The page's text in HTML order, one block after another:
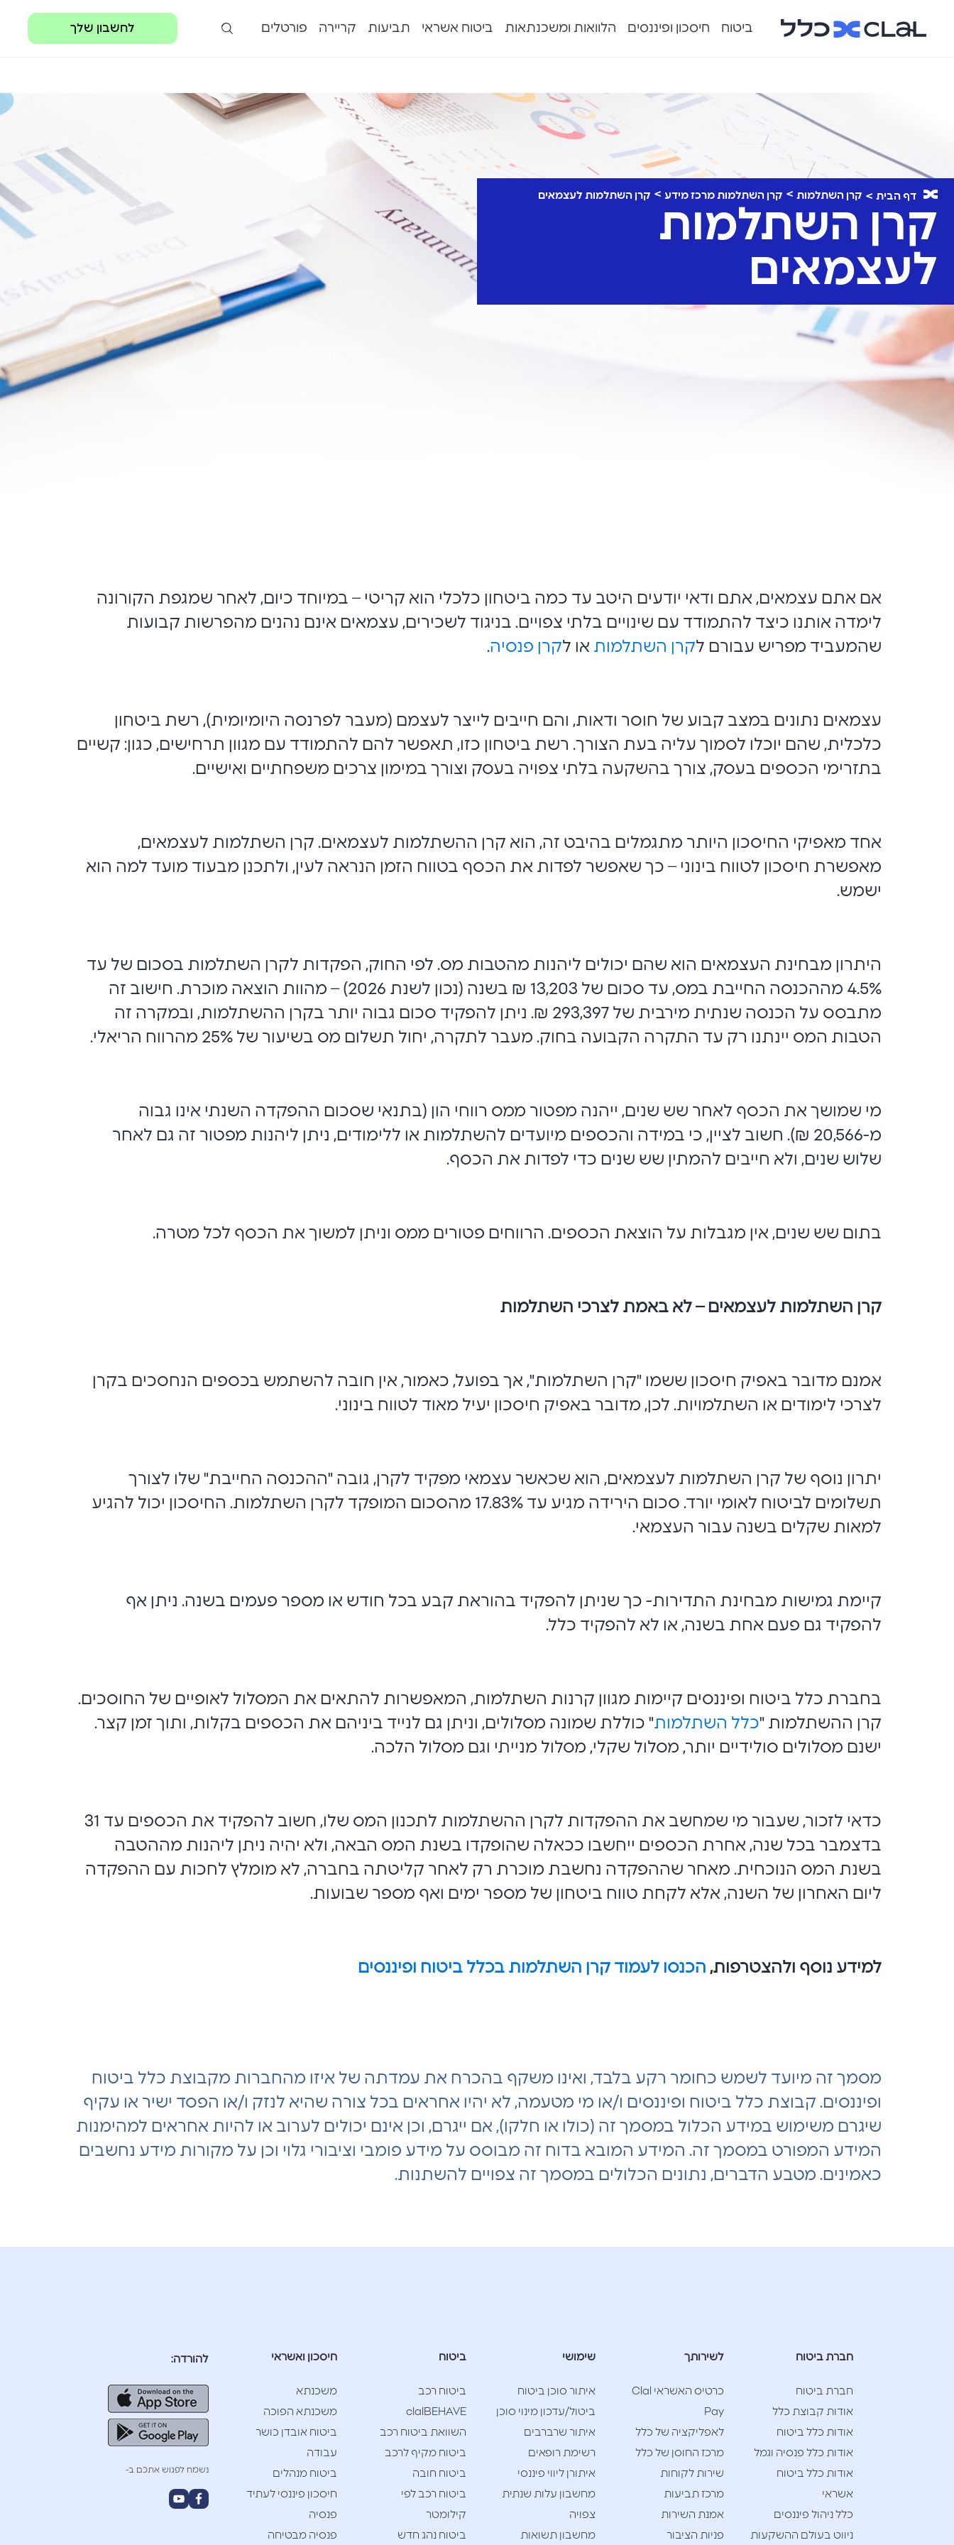
ביטוח חיסכון ופיננסים הלוואות ומשכנתאות ביטוח אשראי תביעות קריירה פורטלים לחשבון שלך
דף הבית קרן השתלמות קרן השתלמות מרכז מידע קרן השתלמות לעצמאים
קרן השתלמות
לעצמאים
אם אתם עצמאים, אתם ודאי יודעים היטב עד כמה ביטחון כלכלי הוא קריטי – במיוחד כיום, לאחר שמגפת הקורונה
לימדה אותנו כיצד להתמודד עם שינויים בלתי צפויים. בניגוד לשכירים, עצמאים אינם נהנים מהפרשות קבועות
שהמעביד מפריש עבורם לקרן השתלמות או לקרן פנסיה.
עצמאים נתונים במצב קבוע של חוסר ודאות, והם חייבים לייצר לעצמם (מעבר לפרנסה היומיומית), רשת ביטחון
כלכלית, שהם יוכלו לסמוך עליה בעת הצורך. רשת ביטחון כזו, תאפשר להם להתמודד עם מגוון תרחישים, כגון: קשיים
בתזרימי הכספים בעסק, צורך בהשקעה בלתי צפויה בעסק וצורך במימון צרכים משפחתיים ואישיים.
אחד מאפיקי החיסכון היותר מתגמלים בהיבט זה, הוא קרן ההשתלמות לעצמאים. קרן השתלמות לעצמאים,
מאפשרת חיסכון לטווח בינוני – כך שאפשר לפדות את הכסף בטווח הזמן הנראה לעין, ולתכנן מבעוד מועד למה הוא
ישמש.
היתרון מבחינת העצמאים הוא שהם יכולים ליהנות מהטבות מס. לפי החוק, הפקדות לקרן השתלמות בסכום של עד
4.5% מההכנסה החייבת במס, עד סכום של 13,203 ₪ בשנה (נכון לשנת 2026) – מהוות הוצאה מוכרת. חישוב זה
מתבסס על הכנסה שנתית מירבית של 293,397 ₪. ניתן להפקיד סכום גבוה יותר בקרן ההשתלמות, ובמקרה זה
הטבות המס יינתנו רק עד התקרה הקבועה בחוק. מעבר לתקרה, יחול תשלום מס בשיעור של 25% מהרווח הריאלי.
מי שמושך את הכסף לאחר שש שנים, ייהנה מפטור ממס רווחי הון (בתנאי שסכום ההפקדה השנתי אינו גבוה
מ-20,566 ₪). חשוב לציין, כי במידה והכספים מיועדים להשתלמות או ללימודים, ניתן ליהנות מפטור זה גם לאחר
שלוש שנים, ולא חייבים להמתין שש שנים כדי לפדות את הכסף.
בתום שש שנים, אין מגבלות על הוצאת הכספים. הרווחים פטורים ממס וניתן למשוך את הכסף לכל מטרה.
קרן השתלמות לעצמאים – לא באמת לצרכי השתלמות
אמנם מדובר באפיק חיסכון ששמו "קרן השתלמות", אך בפועל, כאמור, אין חובה להשתמש בכספים הנחסכים בקרן
לצרכי לימודים או השתלמויות. לכן, מדובר באפיק חיסכון יעיל מאוד לטווח בינוני.
יתרון נוסף של קרן השתלמות לעצמאים, הוא שכאשר עצמאי מפקיד לקרן, גובה "ההכנסה החייבת" שלו לצורך
תשלומים לביטוח לאומי יורד. סכום הירידה מגיע עד 17.83% מהסכום המופקד לקרן השתלמות. החיסכון יכול להגיע
למאות שקלים בשנה עבור העצמאי.
קיימת גמישות מבחינת התדירות- כך שניתן להפקיד בהוראת קבע בכל חודש או מספר פעמים בשנה. ניתן אף
להפקיד גם פעם אחת בשנה, או לא להפקיד כלל.
בחברת כלל ביטוח ופיננסים קיימות מגוון קרנות השתלמות, המאפשרות להתאים את המסלול לאופיים של החוסכים.
קרן ההשתלמות "כלל השתלמות" כוללת שמונה מסלולים, וניתן גם לנייד ביניהם את הכספים בקלות, ותוך זמן קצר.
ישנם מסלולים סולידיים יותר, מסלול שקלי, מסלול מנייתי וגם מסלול הלכה.
כדאי לזכור, שעבור מי שמחשב את ההפקדות לקרן ההשתלמות לתכנון המס שלו, חשוב להפקיד את הכספים עד 31
בדצמבר בכל שנה, אחרת הכספים ייחשבו ככאלה שהופקדו בשנת המס הבאה, ולא יהיה ניתן ליהנות מההטבה
בשנת המס הנוכחית. מאחר שההפקדה נחשבת מוכרת רק לאחר קליטתה בחברה, לא מומלץ לחכות עם ההפקדה
ליום האחרון של השנה, אלא לקחת טווח ביטחון של מספר ימים ואף מספר שבועות.
למידע נוסף ולהצטרפות, הכנסו לעמוד קרן השתלמות בכלל ביטוח ופיננסים
מסמך זה מיועד לשמש כחומר רקע בלבד, ואינו משקף בהכרח את עמדתה של איזו מהחברות מקבוצת כלל ביטוח
ופיננסים. קבוצת כלל ביטוח ופיננסים ו/או מי מטעמה, לא יהיו אחראים בכל צורה שהיא לנזק ו/או הפסד ישיר או עקיף
שיגרם משימוש במידע הכלול במסמך זה (כולו או חלקו), אם ייגרם, וכן אינם יכולים לערוב או להיות אחראים למהימנות
המידע המפורט במסמך זה. המידע המובא בדוח זה מבוסס על מידע פומבי וציבורי גלוי וכן על מקורות מידע נחשבים
כאמינים. מטבע הדברים, נתונים הכלולים במסמך זה צפויים להשתנות.
חברת ביטוח
חברת ביטוח
אודות קבוצת כלל
אודות כלל ביטוח
אודות כלל פנסיה וגמל
אודות כלל ביטוח
אשראי
כלל ניהול פיננסים
ניווט בעולם ההשקעות
לשירותך
כרטיס האשראי Clal
Pay
לאפליקציה של כלל
מרכז החוסן של כלל
שירות לקוחות
מרכז תביעות
אמנת השירות
פניות הציבור
שימושי
איתור סוכן ביטוח
ביטול/עדכון מינוי סוכן
איתור שרברבים
רשימת רופאים
איתורן ליווי פיננסי
מחשבון עלות שנתית
צפויה
מחשבון תשואות
ביטוח
ביטוח רכב
clalBEHAVE
השוואת ביטוח רכב
ביטוח מקיף לרכב
ביטוח חובה
ביטוח רכב לפי
קילומטר
ביטוח נהג חדש
חיסכון ואשראי
משכנתא
משכנתא הפוכה
ביטוח אובדן כושר
עבודה
ביטוח מנהלים
חיסכון פיננסי לעתיד
פנסיה
פנסיה מבטיחה
להורדה:
נשמח לפגוש אתכם ב-